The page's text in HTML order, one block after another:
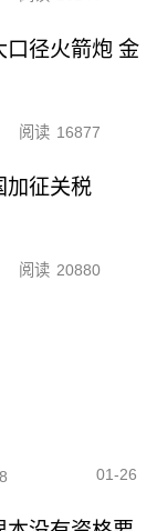
口径火箭炮 金
阅读 16877
加征关税
阅读 20880
01-26